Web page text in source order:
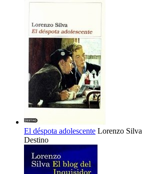
El déspota adolescente Lorenzo Silva
Destino